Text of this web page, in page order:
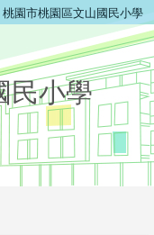
桃園市桃園區文山國民小學
民小學